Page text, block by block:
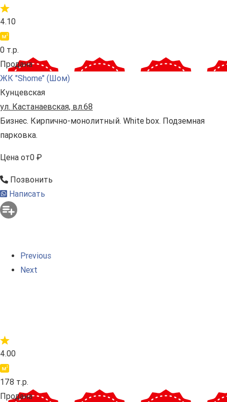
4.10
0 т.р.
Продана
ЖК "Shome" (Шом)
Кунцевская
ул. Кастанаевская, вл.68
Бизнес. Кирпично-монолитный. White box. Подземная
парковка.
Цена от0 ₽
Позвонить
Написать
Previous
Next
4.00
178 т.р.
Продана